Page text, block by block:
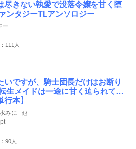
尽きない執愛で没落令嬢を甘く堕
ンタジーTLアンソロジー
ー
111人
いですが、騎士団長だけはお断り
生メイドは一途に甘く迫られて…
行本】
みに 他
90人